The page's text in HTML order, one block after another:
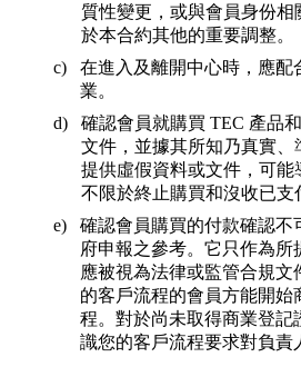
質性變更，或與會員身份相
於本合約其他的重要調整。
在進入及離開中心時，應配
業。
確認會員就購買 TEC 產品
文件，並據其所知乃真實
提供虛假資料或文件，可能
不限於終止購買和沒收已支
確認會員購買的付款確認不
府申報之參考。它只作為
應被視為法律或監管合規
的客戶流程的會員方能開始
程。對於尚未取得商業登記
識您的客戶流程要求對負責